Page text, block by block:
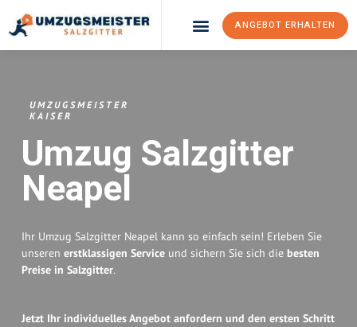
ANGEBOT ERHALTEN
UMZUGSMEISTER
KAISER
Umzug Salzgitter
Neapel
Ihr Umzug Salzgitter Neapel kann so einfach sein! Erleben Sie
unseren erstklassigen Service und sichern Sie sich die besten
Preise in Salzgitter.
Jetzt Ihr individuelles Angebot anfordern und den ersten Schritt